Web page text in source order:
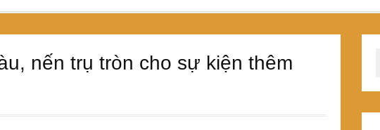
nến trụ tròn cho sự kiện thêm